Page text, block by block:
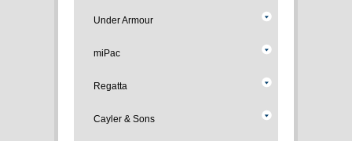
Under Armour
miPac
Regatta
Cayler & Sons